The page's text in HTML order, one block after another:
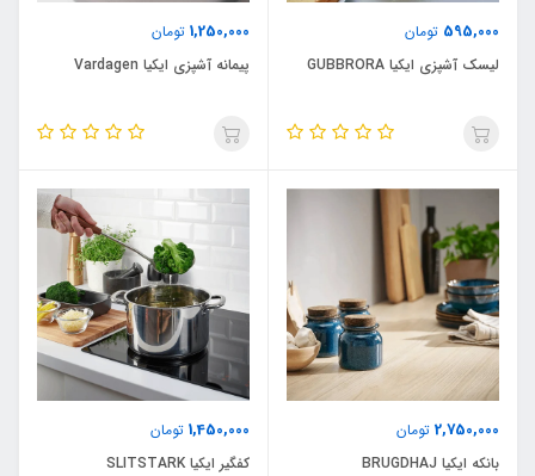
595,000 تومان
لیسک آشپزی ایکیا GUBBRORA
1,250,000 تومان
پیمانه آشپزی ایکیا Vardagen
2,750,000 تومان
بانکه ایکیا BRUGDHAJ
1,450,000 تومان
کفگیر ایکیا SLITSTARK